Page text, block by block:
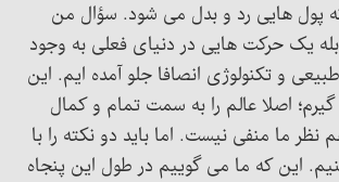
پول هایی رد و بدل می شود. سؤال من
یک حرکت هایی در دنیای فعلی به وجود
و تکنولوژی انصافا جلو آمده ایم. این
اصلا عالم را به سمت تمام و کمال
نظر ما منفی نیست. اما باید دو نکته را با
این که ما می گوییم در طول این پنجاه